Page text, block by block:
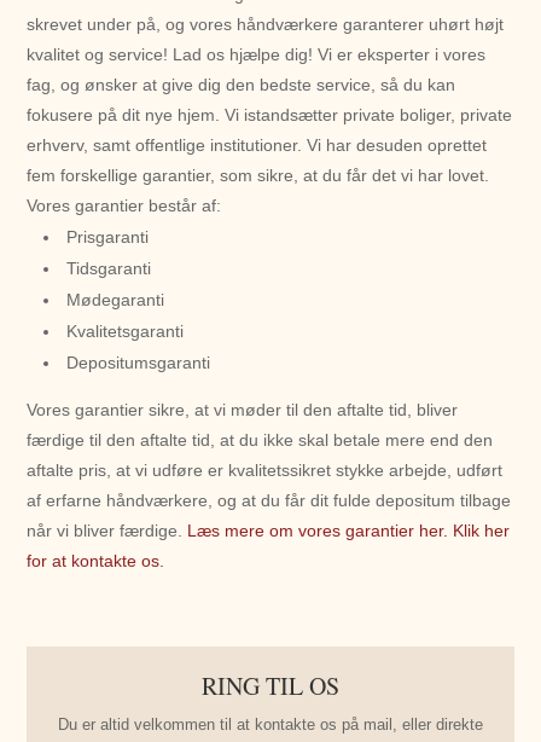
skrevet under på, og vores håndværkere garanterer uhørt højt
kvalitet og service! Lad os hjælpe dig! Vi er eksperter i vores
fag, og ønsker at give dig den bedste service, så du kan
fokusere på dit nye hjem. Vi istandsætter private boliger, private
erhverv, samt offentlige institutioner. Vi har desuden oprettet
fem forskellige garantier, som sikre, at du får det vi har lovet.
Vores garantier består af:
Prisgaranti
Tidsgaranti
Mødegaranti
Kvalitetsgaranti
Depositumsgaranti
Vores garantier sikre, at vi møder til den aftalte tid, bliver
færdige til den aftalte tid, at du ikke skal betale mere end den
aftalte pris, at vi udføre er kvalitetssikret stykke arbejde, udført
af erfarne håndværkere, og at du får dit fulde depositum tilbage
når vi bliver færdige. Læs mere om vores garantier her. Klik her
for at kontakte os.
RING TIL OS
Du er altid velkommen til at kontakte os på mail, eller direkte